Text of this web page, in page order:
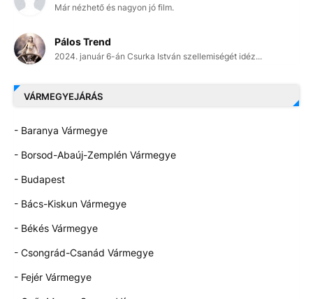
Már nézhető és nagyon jó film.
Pálos Trend
2024. január 6-án Csurka István szellemiségét idéz...
VÁRMEGYEJÁRÁS
- Baranya Vármegye
- Borsod-Abaúj-Zemplén Vármegye
- Budapest
- Bács-Kiskun Vármegye
- Békés Vármegye
- Csongrád-Csanád Vármegye
- Fejér Vármegye